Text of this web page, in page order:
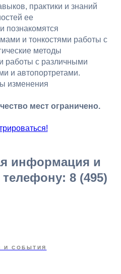
практики и знаний
ее
познакомятся
и тонкостями работы с
методы
работы с различными
и автопортретами.
изменения
мест ограничено.
информация и
8 (495)
И СОБЫТИЯ